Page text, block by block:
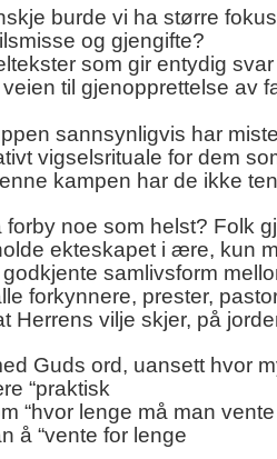
burde vi ha større
og gjengifte?
som gir entydig
veien til gjenopprettelse
sannsynligvis har
vigselsrituale for dem
kampen har de ikke
noe som helst? Folk
ekteskapet i ære, kun
samlivsform
forkynnere, prester,
Herrens vilje skjer, på
Guds ord, uansett hvor
“​praktisk
“​hvor lenge må man
å “​vente for lenge